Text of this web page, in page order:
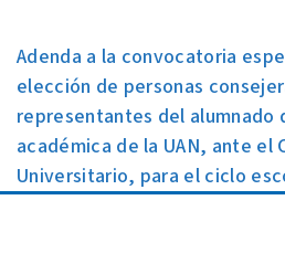
Adenda a la convocatoria
elección de personas
representantes del alumnado
académica de la UAN, ante el
Universitario, para el ciclo